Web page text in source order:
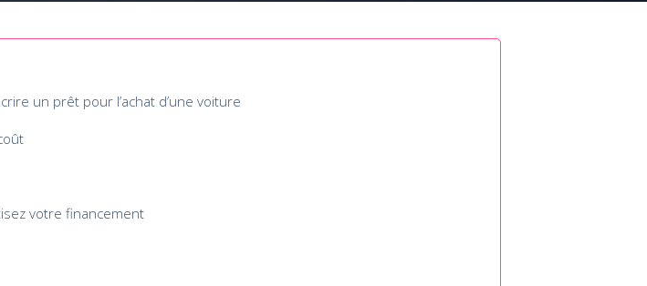
un prêt pour l’achat d’une voiture
votre financement